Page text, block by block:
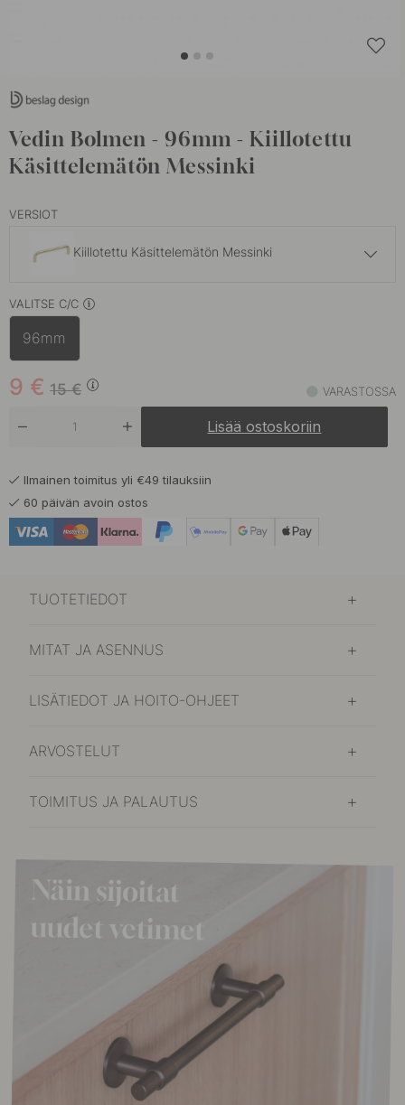
Vedin Bolmen - 96mm - Kiillotettu
Käsittelemätön Messinki
VERSIOT
Kiillotettu Käsittelemätön Messinki
Käsittelemätön Messinki
Brunattu Messinki
VALITSE C/C
96mm
15€
9 € VARASTOSSA
Lisää ostoskoriin
Ilmainen toimitus yli €49 tilauksiin
60 päivän avoin ostos
TUOTETIEDOT
MITAT JA ASENNUS
LISÄTIEDOT JA HOITO-OHJEET
ARVOSTELUT
TOIMITUS JA PALAUTUS